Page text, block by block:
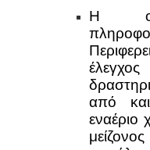
Η
από
εναέριο